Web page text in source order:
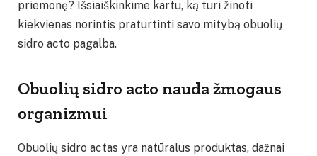
priemonę? Išsiaiškinkime kartu, ką turi žinoti
kiekvienas norintis praturtinti savo mitybą obuolių
sidro acto pagalba.
Obuolių sidro acto nauda žmogaus
organizmui
Obuolių sidro actas yra natūralus produktas, dažnai